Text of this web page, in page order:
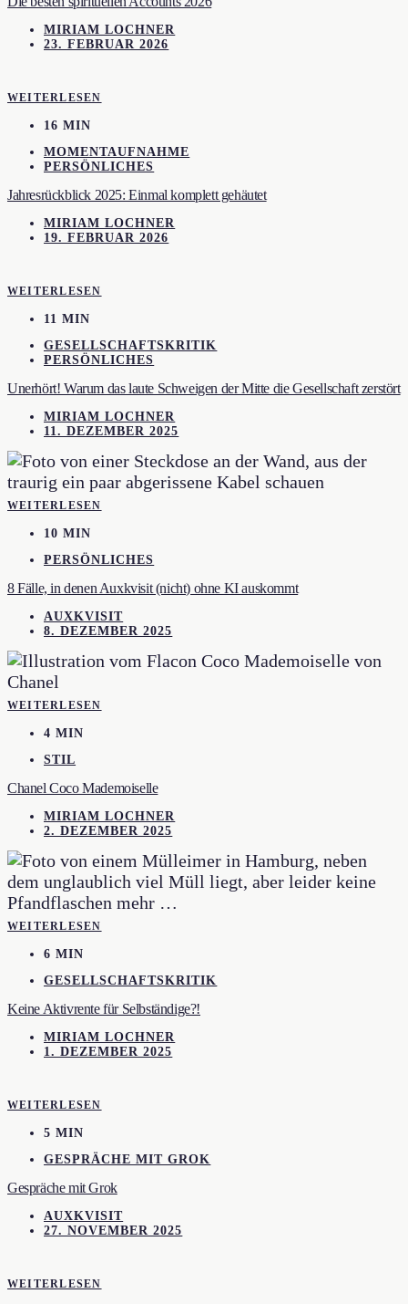
MIRIAM LOCHNER
23. FEBRUAR 2026
WEITERLESEN
16 MIN
MOMENTAUFNAHME
PERSÖNLICHES
Jahresrückblick 2025: Einmal komplett gehäutet
MIRIAM LOCHNER
19. FEBRUAR 2026
WEITERLESEN
11 MIN
GESELLSCHAFTSKRITIK
PERSÖNLICHES
Unerhört! Warum das laute Schweigen der Mitte die Gesellschaft zerstört
MIRIAM LOCHNER
11. DEZEMBER 2025
WEITERLESEN
10 MIN
PERSÖNLICHES
8 Fälle, in denen Auxkvisit (nicht) ohne KI auskommt
AUXKVISIT
8. DEZEMBER 2025
WEITERLESEN
4 MIN
STIL
Chanel Coco Mademoiselle
MIRIAM LOCHNER
2. DEZEMBER 2025
WEITERLESEN
6 MIN
GESELLSCHAFTSKRITIK
Keine Aktivrente für Selbständige?!
MIRIAM LOCHNER
1. DEZEMBER 2025
WEITERLESEN
5 MIN
GESPRÄCHE MIT GROK
Gespräche mit Grok
AUXKVISIT
27. NOVEMBER 2025
WEITERLESEN